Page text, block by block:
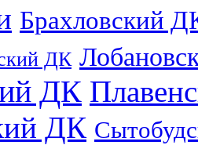
Брахловский
ДК
ДК
ДК